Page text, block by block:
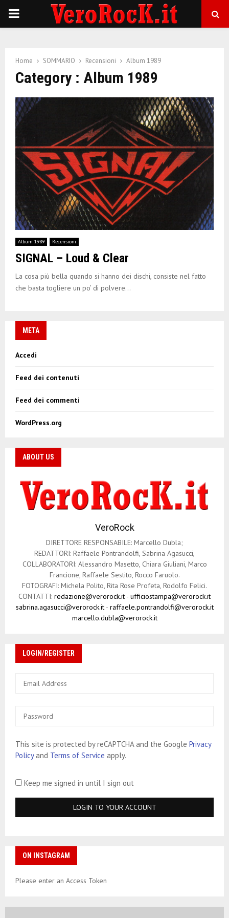
P
M
A
R
M
N
U
Home SOMMARIO Recensioni Album 1989
Category : Album 1989
Album 1989 Recensioni
SIGNAL – Loud & Clear
La cosa più bella quando si hanno dei dischi, consiste nel fatto
che basta togliere un po’ di polvere...
META
Accedi
Feed dei contenuti
Feed dei commenti
WordPress.org
ABOUT US
VeroRock
DIRETTORE RESPONSABILE: Marcello Dubla;
REDATTORI: Raffaele Pontrandolfi, Sabrina Agasucci,
COLLABORATORI: Alessandro Masetto, Chiara Giuliani, Marco
Francione, Raffaele Sestito, Rocco Faruolo.
FOTOGRAFI: Michela Polito, Rita Rose Profeta, Rodolfo Felici.
CONTATTI: redazione@verorock.it - ufficiostampa@verorock.it
sabrina.agasucci@verorock.it- raffaele.pontrandolfi@verorock.it
marcello.dubla@verorock.it
LOGIN/REGISTER
This site is protected by reCAPTCHA and the Google Privacy
Policyand Terms of Service apply.
Keep me signed in until I sign out
ON INSTAGRAM
Please enter an Access Token